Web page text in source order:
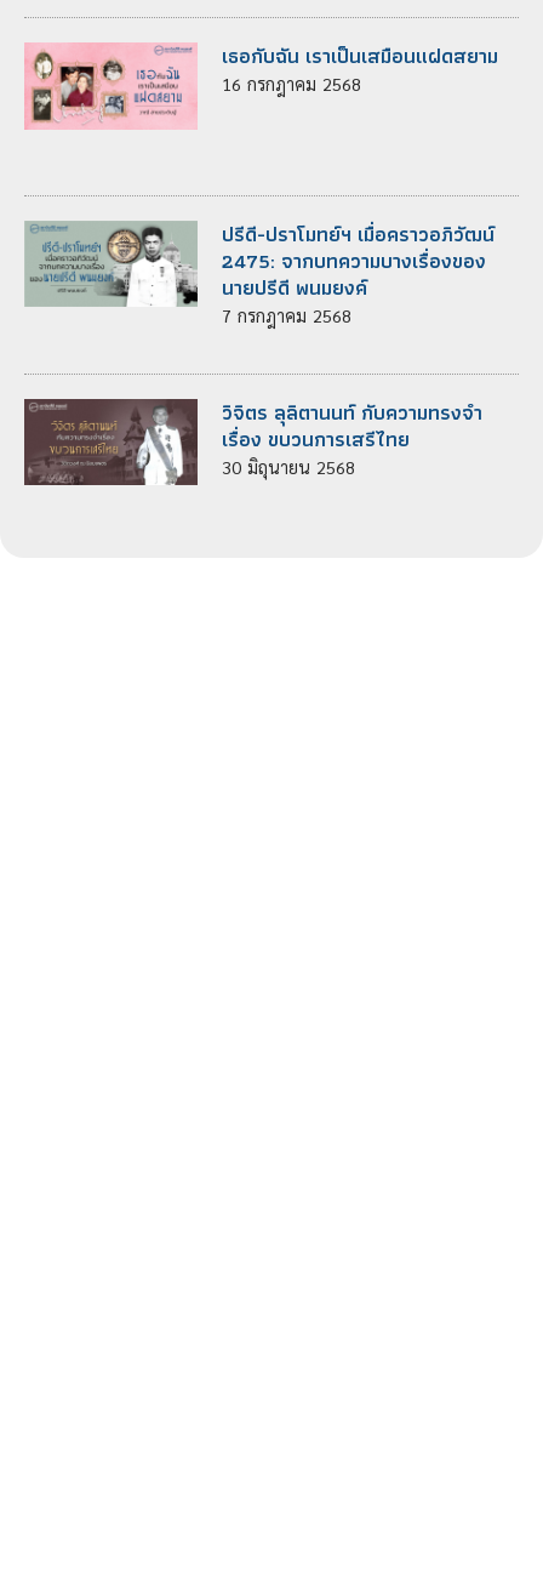
เธอกับฉัน เราเป็นเสมือนแฝดสยาม
16 กรกฎาคม 2568
ปรีดี-ปราโมทย์ฯ เมื่อคราวอภิวัฒน์
2475: จากบทความบางเรื่องของ
นายปรีดี พนมยงค์
7 กรกฎาคม 2568
วิจิตร ลุลิตานนท์ กับความทรงจำ
เรื่อง ขบวนการเสรีไทย
30 มิถุนายน 2568